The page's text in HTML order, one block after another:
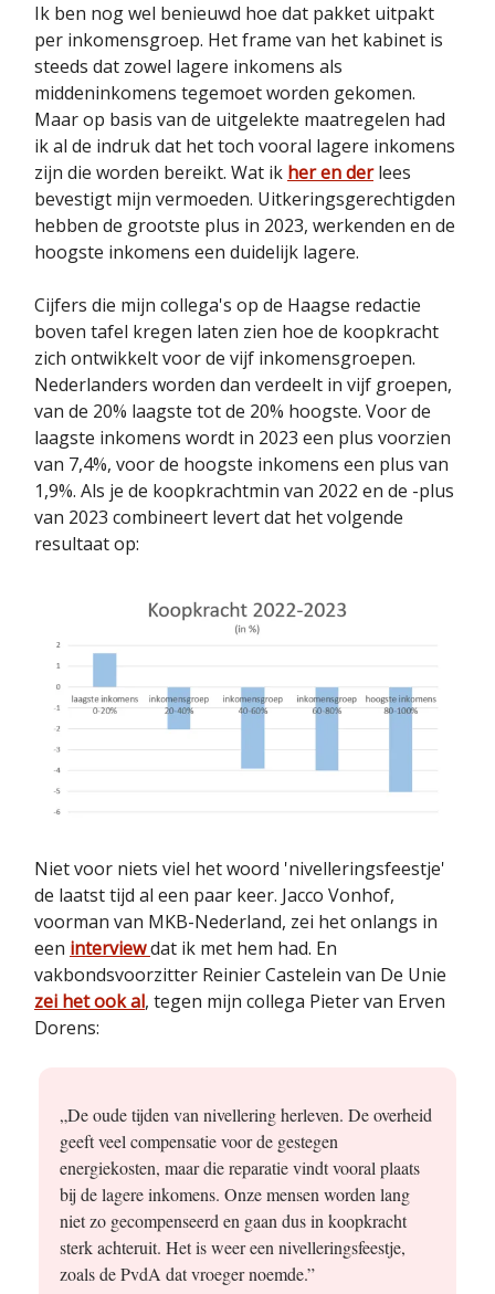
Ik ben nog wel benieuwd hoe dat pakket uitpakt
per inkomensgroep. Het frame van het kabinet is
steeds dat zowel lagere inkomens als
middeninkomens tegemoet worden gekomen.
Maar op basis van de uitgelekte maatregelen had
ik al de indruk dat het toch vooral lagere inkomens
zijn die worden bereikt. Wat ik her en derlees
bevestigt mijn vermoeden. Uitkeringsgerechtigden
hebben de grootste plus in 2023, werkenden en de
hoogste inkomens een duidelijk lagere.
Cijfers die mijn collega's op de Haagse redactie
boven tafel kregen laten zien hoe de koopkracht
zich ontwikkelt voor de vijf inkomensgroepen.
Nederlanders worden dan verdeelt in vijf groepen,
van de 20% laagste tot de 20% hoogste. Voor de
laagste inkomens wordt in 2023 een plus voorzien
van 7,4%, voor de hoogste inkomens een plus van
1,9%. Als je de koopkrachtmin van 2022 en de -plus
van 2023 combineert levert dat het volgende
resultaat op:
Niet voor niets viel het woord 'nivelleringsfeestje'
de laatst tijd al een paar keer. Jacco Vonhof,
voorman van MKB-Nederland, zei het onlangs in
een interviewdat ik met hem had. En
vakbondsvoorzitter Reinier Castelein van De Unie
zei het ook al, tegen mijn collega Pieter van Erven
Dorens:
„De oude tijden van nivellering herleven. De overheid
geeft veel compensatie voor de gestegen
energiekosten, maar die reparatie vindt vooral plaats
bij de lagere inkomens. Onze mensen worden lang
niet zo gecompenseerd en gaan dus in koopkracht
sterk achteruit. Het is weer een nivelleringsfeestje,
zoals de PvdA dat vroeger noemde.”